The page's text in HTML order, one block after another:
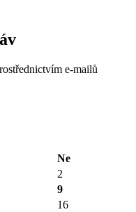
e-mailů
Ne
2
9
16